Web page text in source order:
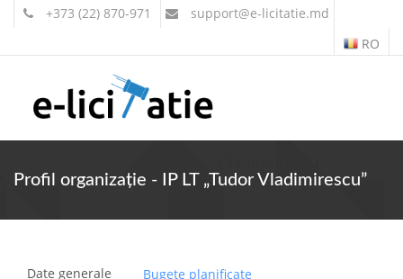
+373 (22) 870-971 support@e-licitatie.md
RO
Profil organizație - IP LT „Tudor Vladimirescu”
Date generale Bugete planificate